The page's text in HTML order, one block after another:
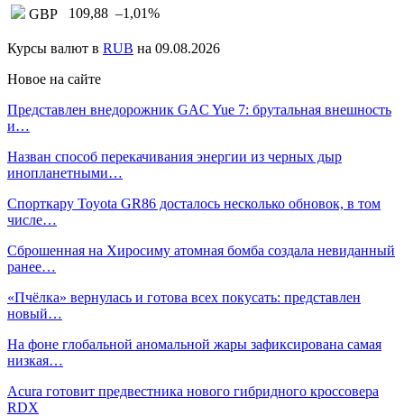
GBP
109,88 –1,01%
Курсы валют в RUB на 09.08.2026
Новое на сайте
Представлен внедорожник GAC Yue 7: брутальная внешность
и…
Назван способ перекачивания энергии из черных дыр
инопланетными…
Спорткару Toyota GR86 досталось несколько обновок, в том
числе…
Сброшенная на Хиросиму атомная бомба создала невиданный
ранее…
«Пчёлка» вернулась и готова всех покусать: представлен
новый…
На фоне глобальной аномальной жары зафиксирована самая
низкая…
Acura готовит предвестника нового гибридного кроссовера
RDX